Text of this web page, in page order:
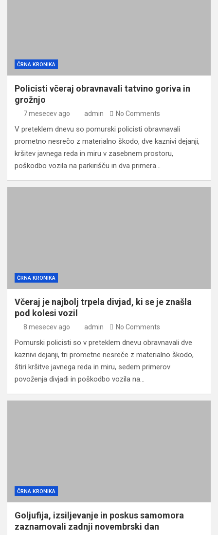
ČRNA KRONIKA
Policisti včeraj obravnavali tatvino goriva in
grožnjo
7 mesecev ago admin No Comments
V preteklem dnevu so pomurski policisti obravnavali
prometno nesrečo z materialno škodo, dve kaznivi dejanji,
kršitev javnega reda in miru v zasebnem prostoru,
poškodbo vozila na parkirišču in dva primera…
ČRNA KRONIKA
Včeraj je najbolj trpela divjad, ki se je znašla
pod kolesi vozil
8 mesecev ago admin No Comments
Pomurski policisti so v preteklem dnevu obravnavali dve
kaznivi dejanji, tri prometne nesreče z materialno škodo,
štiri kršitve javnega reda in miru, sedem primerov
povoženja divjadi in poškodbo vozila na…
ČRNA KRONIKA
Goljufija, izsiljevanje in poskus samomora
zaznamovali zadnji novembrski dan